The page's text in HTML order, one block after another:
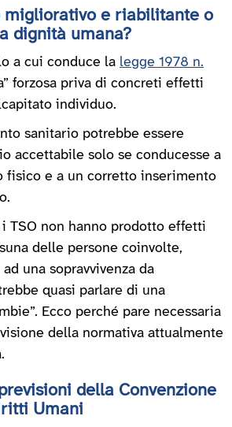
migliorativo e riabilitante o
dignità umana?
a cui conduce la legge 1978 n.
forzosa priva di concreti effetti
individuo.
sanitario potrebbe essere
accettabile solo se conducesse a
fisico e a un corretto inserimento
TSO non hanno prodotto effetti
delle persone coinvolte,
una sopravvivenza da
quasi parlare di una
Ecco perché pare necessaria
della normativa attualmente
della Convenzione
Umani